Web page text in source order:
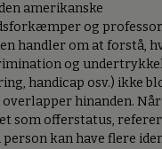
amerikanske
og
handler om at forstå,
og
handicap osv.) ikke
hinanden.
som offerstatus,
person kan have flere